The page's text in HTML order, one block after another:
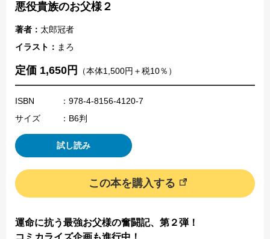
悪役貴族のお父様２
著者： 太郎冠者
イラスト： まろ
定価 1,650円 （本体1,500円＋税10％）
ISBN
：978-4-8156-4120-7
サイズ
：B6判
試し読み
この本を購入する
運命に抗う最強お父様の奮闘記、第２弾！